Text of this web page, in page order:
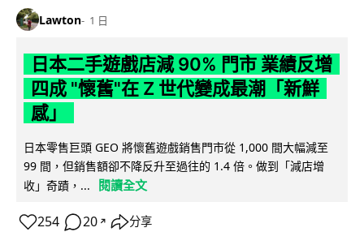
Lawton 1 日
日本二手遊戲店減 90% 門市 業績反增
四成 "懷舊"在 Z 世代變成最潮「新鮮
感」
日本零售巨頭 GEO 將懷舊遊戲銷售門市從 1,000 間大幅減至
99 間，但銷售額卻不降反升至過往的 1.4 倍。做到「減店增
收」奇蹟，...
閱讀全文
254 20 ↗ 分享